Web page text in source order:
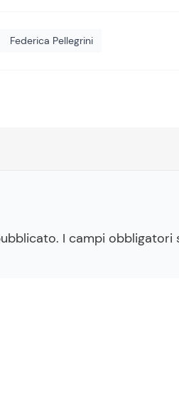
Federica Pellegrini
I campi obbligatori